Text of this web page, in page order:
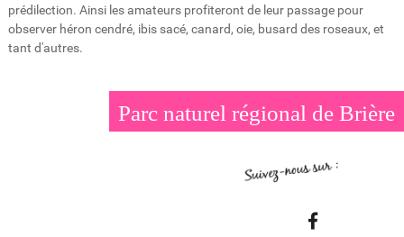
prédilection. Ainsi les amateurs profiteront de leur passage pour
observer héron cendré, ibis sacé, canard, oie, busard des roseaux, et
tant d'autres.
Parc naturel régional de Brière